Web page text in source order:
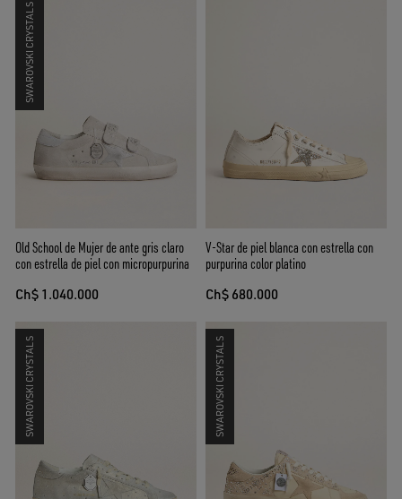
SWAROVSKI CRYSTALS
Old School de Mujer de ante gris claro
con estrella de piel con micropurpurina
Ch$ 1.040.000
V-Star de piel blanca con estrella con
purpurina color platino
Ch$ 680.000
SWAROVSKI CRYSTALS SWAROVSKI CRYSTALS